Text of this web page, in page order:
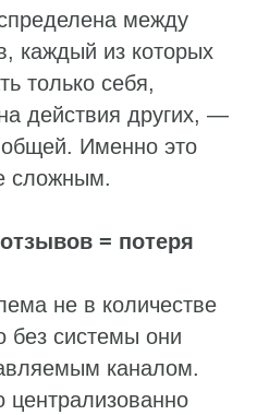
между
каждый из которых
только себя,
действия других, —
общей. Именно это
сложным.
= потеря
не в количестве
без системы они
каналом.
централизованно